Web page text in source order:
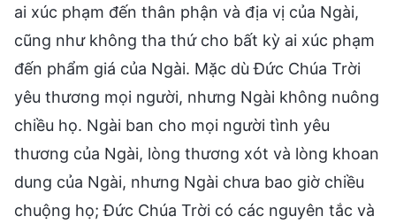
ai xúc phạm đến thân phận và địa vị của Ngài,
cũng như không tha thứ cho bất kỳ ai xúc phạm
đến phẩm giá của Ngài. Mặc dù Đức Chúa Trời
yêu thương mọi người, nhưng Ngài không nuông
chiều họ. Ngài ban cho mọi người tình yêu
thương của Ngài, lòng thương xót và lòng khoan
dung của Ngài, nhưng Ngài chưa bao giờ chiều
chuộng họ; Đức Chúa Trời có các nguyên tắc và